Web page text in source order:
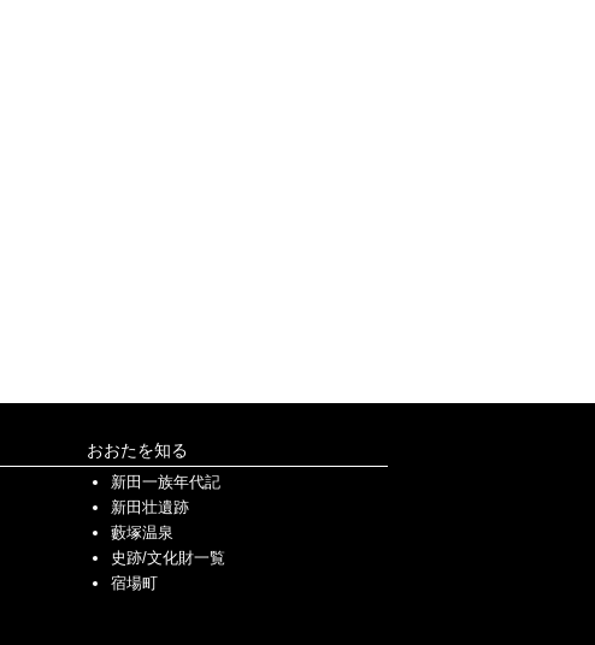
おおたを知る
新田一族年代記
新田壮遺跡
藪塚温泉
史跡/文化財一覧
宿場町